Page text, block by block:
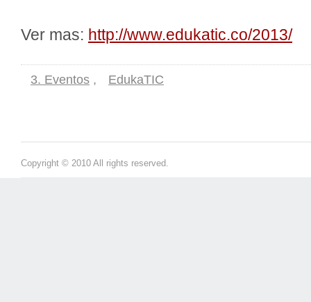
Ver mas: http://www.edukatic.co/2013/
3. Eventos , EdukaTIC
Copyright © 2010 All rights reserved.